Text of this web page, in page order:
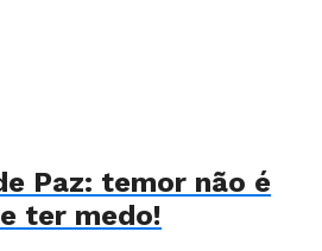
Paz: temor não é
ter medo!